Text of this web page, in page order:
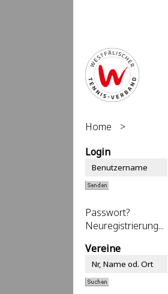
Home
>
Login
Passwort?
Neuregistrierung...
Vereine